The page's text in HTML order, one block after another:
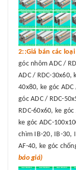
2::Giá bán các
góc nhôm ADC /
ADC / RDC-30x60,
40x80, ke góc ADC
góc ADC / RDC-
RDC-60x60, ke
ke góc ADC-
chìm IB-20, IB-30,
AF-40, ke góc
báo giá)